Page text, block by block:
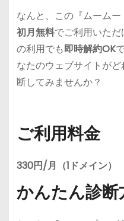
なんと、この『ムームー
初月無料でご利用いた
の利用でも即時解約OK
なたのウェブサイトが
断してみませんか？
ご利用料金
330円/月（1ドメイン）
かんたん診断